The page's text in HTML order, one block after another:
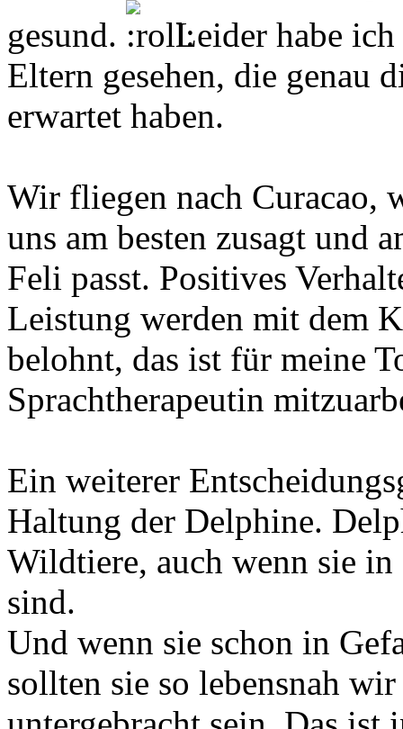
gesund.
Leider habe ich
Eltern gesehen, die genau
erwartet haben.
Wir fliegen nach Curacao,
uns am besten zusagt und
Feli passt. Positives
Leistung werden mit dem
belohnt, das ist für meine
Sprachtherapeutin
Ein weiterer
Haltung der Delphine.
Wildtiere, auch wenn sie
sind.
Und wenn sie schon in
sollten sie so lebensnah